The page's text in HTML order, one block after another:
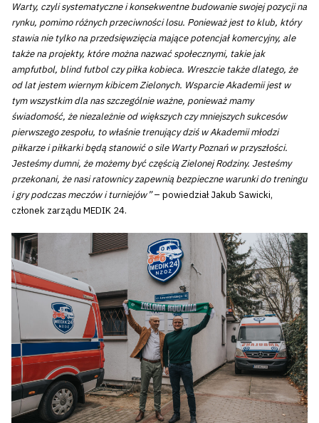
Warty, czyli systematyczne i konsekwentne budowanie swojej pozycji na
rynku, pomimo różnych przeciwności losu. Ponieważ jest to klub, który
stawia nie tylko na przedsięwzięcia mające potencjał komercyjny, ale
także na projekty, które można nazwać społecznymi, takie jak
ampfutbol, blind futbol czy piłka kobieca. Wreszcie także dlatego, że
od lat jestem wiernym kibicem Zielonych. Wsparcie Akademii jest w
tym wszystkim dla nas szczególnie ważne, ponieważ mamy
świadomość, że niezależnie od większych czy mniejszych sukcesów
pierwszego zespołu, to właśnie trenujący dziś w Akademii młodzi
piłkarze i piłkarki będą stanowić o sile Warty Poznań w przyszłości.
Jesteśmy dumni, że możemy być częścią Zielonej Rodziny. Jesteśmy
przekonani, że nasi ratownicy zapewnią bezpieczne warunki do treningu
i gry podczas meczów i turniejów”– powiedział Jakub Sawicki,
członek zarządu MEDIK 24.